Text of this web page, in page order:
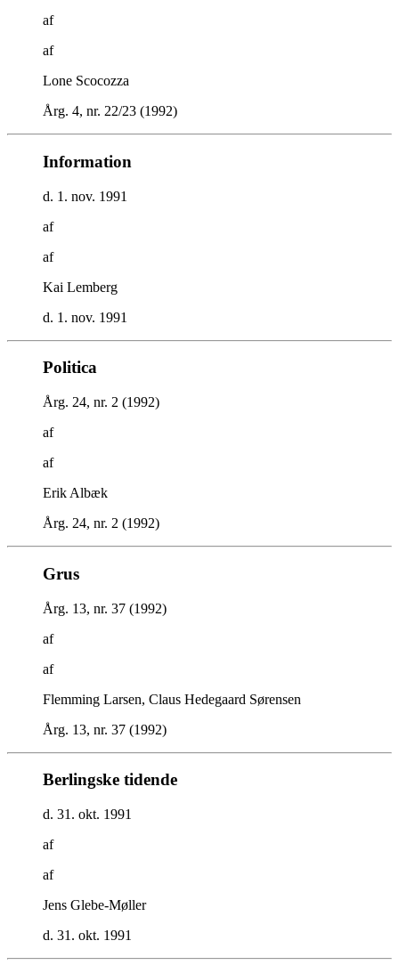
af
af
Lone Scocozza
Årg. 4, nr. 22/23 (1992)
Information
d. 1. nov. 1991
af
af
Kai Lemberg
d. 1. nov. 1991
Politica
Årg. 24, nr. 2 (1992)
af
af
Erik Albæk
Årg. 24, nr. 2 (1992)
Grus
Årg. 13, nr. 37 (1992)
af
af
Flemming Larsen, Claus Hedegaard Sørensen
Årg. 13, nr. 37 (1992)
Berlingske tidende
d. 31. okt. 1991
af
af
Jens Glebe-Møller
d. 31. okt. 1991